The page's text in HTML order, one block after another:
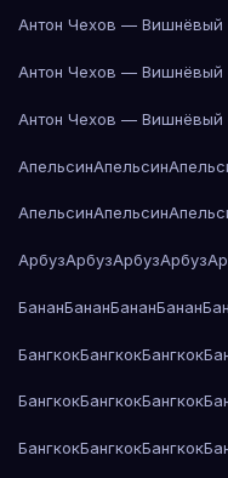
Антон Чехов — Вишнёвый
Антон Чехов — Вишнёвый
Антон Чехов — Вишнёвый
АпельсинАпельсин
АпельсинАпельсин
АрбузАрбузАрбузАрбуз
БананБананБананБанан
БангкокБангкокБангкок
БангкокБангкокБангкок
БангкокБангкокБангкок